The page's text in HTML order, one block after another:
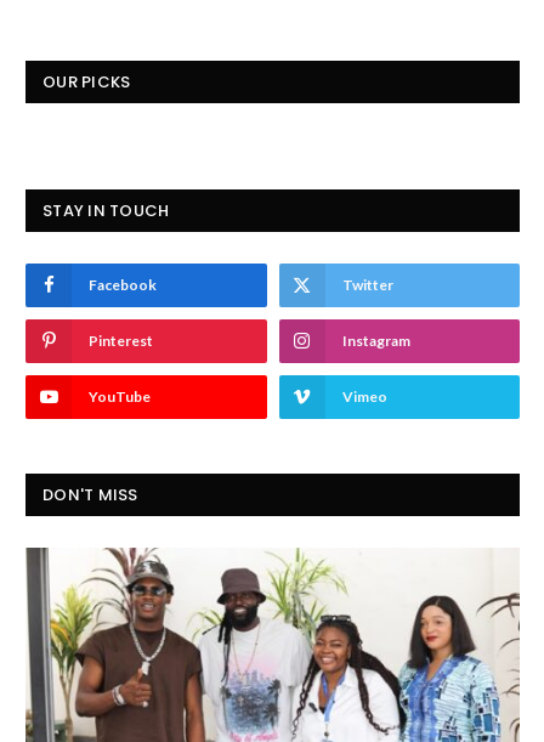
OUR PICKS
STAY IN TOUCH
Facebook Twitter
Pinterest Instagram
YouTube Vimeo
DON'T MISS